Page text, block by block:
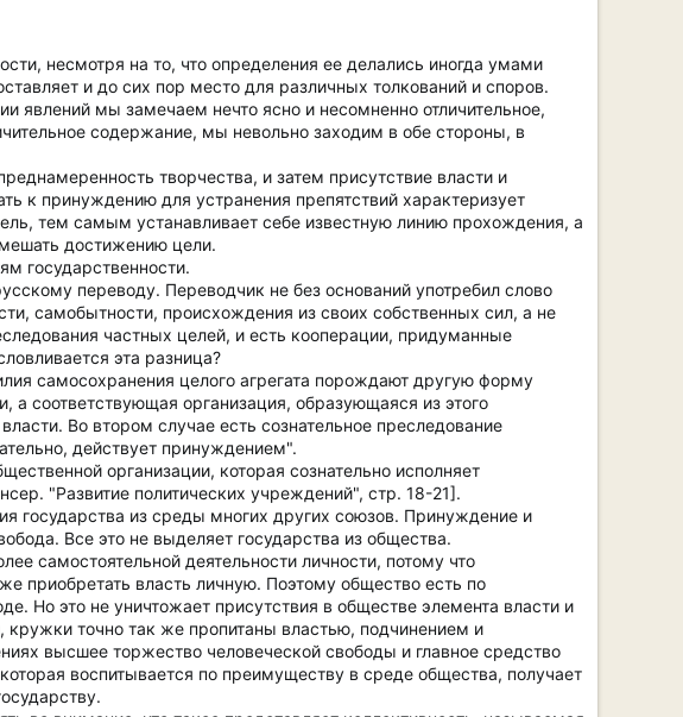
несмотря на то, что определения ее делались иногда умами
и до сих пор место для различных толкований и споров.
явлений мы замечаем нечто ясно и несомненно отличительное,
содержание, мы невольно заходим в обе стороны, в
творчества, и затем присутствие власти и
к принуждению для устранения препятствий характеризует
тем самым устанавливает себе известную линию прохождения, а
достижению цели.
государственности.
переводу. Переводчик не без оснований употребил слово
самобытности, происхождения из своих собственных сил, а не
частных целей, и есть кооперации, придуманные
эта разница?
самосохранения целого агрегата порождают другую форму
а соответствующая организация, образующаяся из этого
Во втором случае есть сознательное преследование
действует принуждением".
организации, которая сознательно исполняет
"Развитие политических учреждений", стр. 18-21].
государства из среды многих других союзов. Принуждение и
Все это не выделяет государства из общества.
самостоятельной деятельности личности, потому что
приобретать власть личную. Поэтому общество есть по
Но это не уничтожает присутствия в обществе элемента власти и
точно так же пропитаны властью, подчинением и
высшее торжество человеческой свободы и главное средство
воспитывается по преимуществу в среде общества, получает